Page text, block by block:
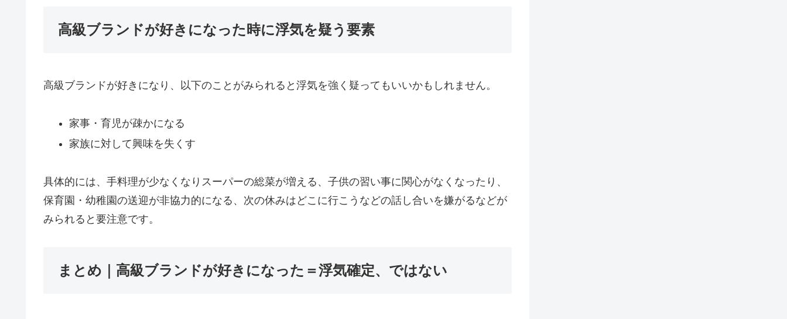
高級ブランドが好きになった時に浮気を疑う要素
高級ブランドが好きになり、以下のことがみられると浮気を強く疑ってもいいかもしれません。
家事・育児が疎かになる
家族に対して興味を失くす
具体的には、手料理が少なくなりスーパーの総菜が増える、子供の習い事に関心がなくなったり、
保育園・幼稚園の送迎が非協力的になる、次の休みはどこに行こうなどの話し合いを嫌がるなどが
みられると要注意です。
まとめ｜高級ブランドが好きになった＝浮気確定、ではない